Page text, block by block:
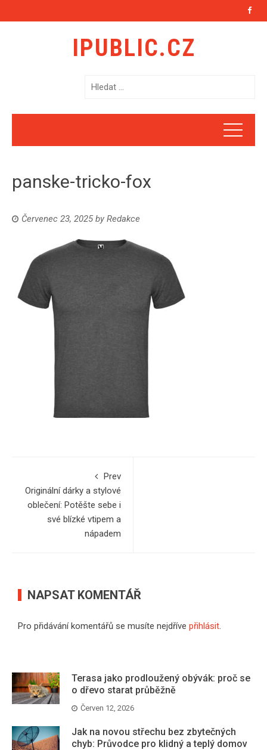
IPUBLIC.CZ
v
í
panske-tricko-fox
Červenec 23, 2025by Redakce
Prev
Originální dárky a stylové
oblečení: Potěšte sebe i
své blízké vtipem a
nápadem
NAPSAT KOMENTÁŘ
Pro přidávání komentářů se musíte nejdříve přihlásit.
Terasa jako prodloužený obývák: proč se
o dřevo starat průběžně
Červen 12, 2026
Jak na novou střechu bez zbytečných
chyb: Průvodce pro klidný a teplý domov